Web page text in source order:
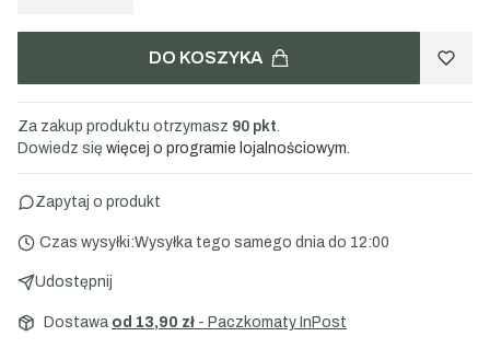
DO KOSZYKA
Za zakup produktu otrzymasz 90 pkt.
Dowiedz się więcej o programie lojalnościowym.
Zapytaj o produkt
Czas wysyłki:Wysyłka tego samego dnia do 12:00
Udostępnij
Dostawa od 13,90 zł - Paczkomaty InPost